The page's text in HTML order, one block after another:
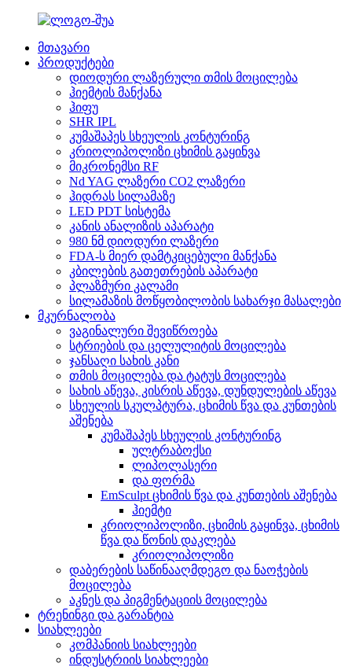
მთავარი
პროდუქტები
დიოდური ლაზერული თმის მოცილება
ჰიემტის მანქანა
ჰიფუ
SHR IPL
კუმაშაპეს სხეულის კონტურინგ
კრიოლიპოლიზი ცხიმის გაყინვა
მიკრონემსი RF
Nd YAG ლაზერი CO2 ლაზერი
ჰიდრას სილამაზე
LED PDT სისტემა
კანის ანალიზის აპარატი
980 ნმ დიოდური ლაზერი
FDA-ს მიერ დამტკიცებული მანქანა
კბილების გათეთრების აპარატი
პლაზმური კალამი
სილამაზის მოწყობილობის სახარჯი მასალები
მკურნალობა
ვაგინალური შევიწროება
სტრიების და ცელულიტის მოცილება
ჯანსაღი სახის კანი
თმის მოცილება და ტატუს მოცილება
სახის აწევა, კისრის აწევა, დუნდულების აწევა
სხეულის სკულპტურა, ცხიმის წვა და კუნთების
აშენება
კუმაშაპეს სხეულის კონტურინგ
ულტრაბოქსი
ლიპოლასერი
და ფორმა
EmSculpt ცხიმის წვა და კუნთების აშენება
ჰიემტი
კრიოლიპოლიზი, ცხიმის გაყინვა, ცხიმის
წვა და წონის დაკლება
კრიოლიპოლიზი
დაბერების საწინააღმდეგო და ნაოჭების
მოცილება
აკნეს და პიგმენტაციის მოცილება
ტრენინგი და გარანტია
სიახლეები
კომპანიის სიახლეები
ინდუსტრიის სიახლეები